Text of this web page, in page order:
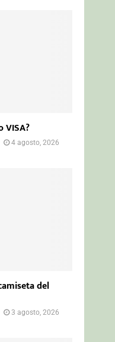
VISA?
4 agosto, 2026
del
3 agosto, 2026